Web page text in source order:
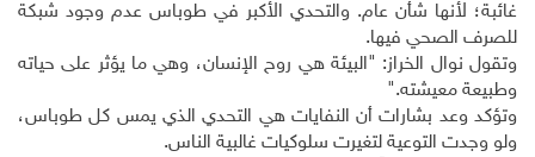
غائبة؛ لأنها شأن عام. والتحدي الأكبر في طوباس عدم وجود شبكة
للصرف الصحي فيها.
وتقول نوال الخراز: "البيئة هي روح الإنسان، وهي ما يؤثر على حياته
وطبيعة معيشته."
وتؤكد وعد بشارات أن النفايات هي التحدي الذي يمس كل طوباس،
ولو وجدت التوعية لتغيرت سلوكيات غالبية الناس.